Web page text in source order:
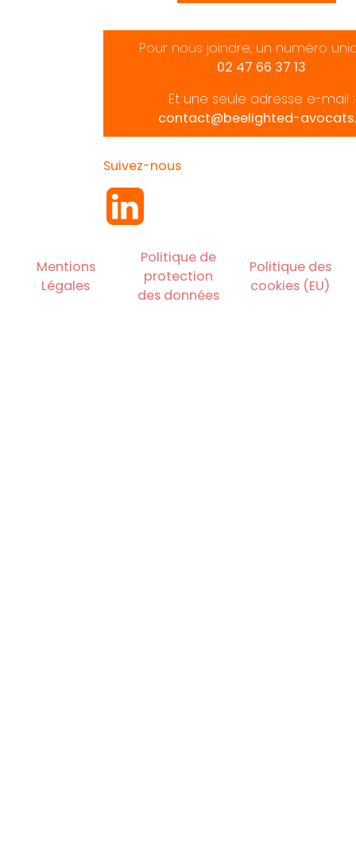
Pour nous joindre, un numéro
02 47 66 37 13
Et une seule adresse e-mail :
contact@beelighted-
Suivez-nous
Mentions
Légales
Politique de
protection
des données
Politique des
cookies (EU)